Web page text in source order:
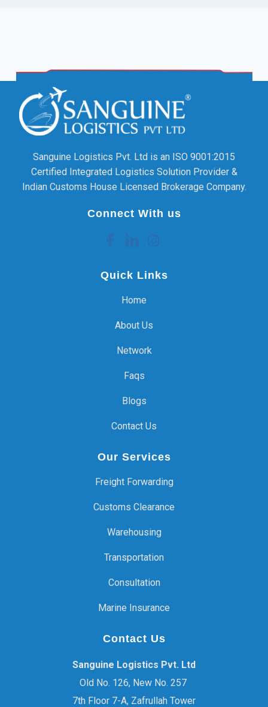
Sanguine Logistics Pvt. Ltd is an ISO 9001:2015
Certified Integrated Logistics Solution Provider &
Indian Customs House Licensed Brokerage Company.
Connect With us
Quick Links
Home
About Us
Network
Faqs
Blogs
Contact Us
Our Services
Freight Forwarding
Customs Clearance
Warehousing
Transportation
Consultation
Marine Insurance
Contact Us
Sanguine Logistics Pvt. Ltd
Old No. 126, New No. 257
7th Floor 7-A, Zafrullah Tower